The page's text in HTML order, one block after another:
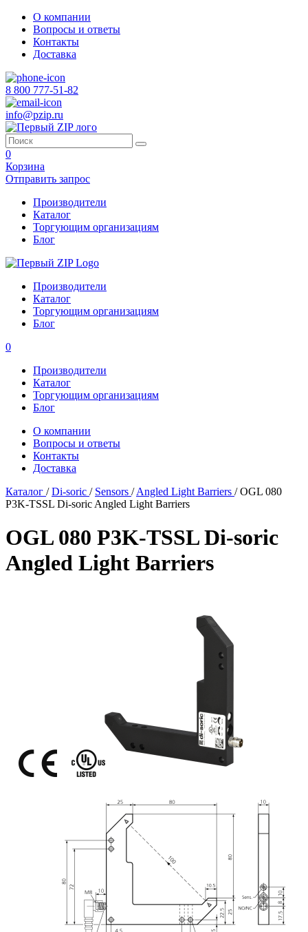
О компании
Вопросы и ответы
Контакты
Доставка
8 800 777-51-82
info@pzip.ru
0
Корзина
Отправить запрос
Производители
Каталог
Торгующим организациям
Блог
Производители
Каталог
Торгующим организациям
Блог
0
Производители
Каталог
Торгующим организациям
Блог
О компании
Вопросы и ответы
Контакты
Доставка
Каталог /Di-soric / Sensors /Angled Light Barriers /OGL 080
P3K-TSSL Di-soric Angled Light Barriers
OGL 080 P3K-TSSL Di-soric
Angled Light Barriers